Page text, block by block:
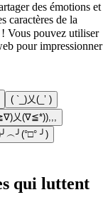
des émotions et
caractères de la
Vous pouvez utiliser
pour impressionner
( `_)乂(_’ )
乂(∇≦*)),,,
╯)
qui luttent